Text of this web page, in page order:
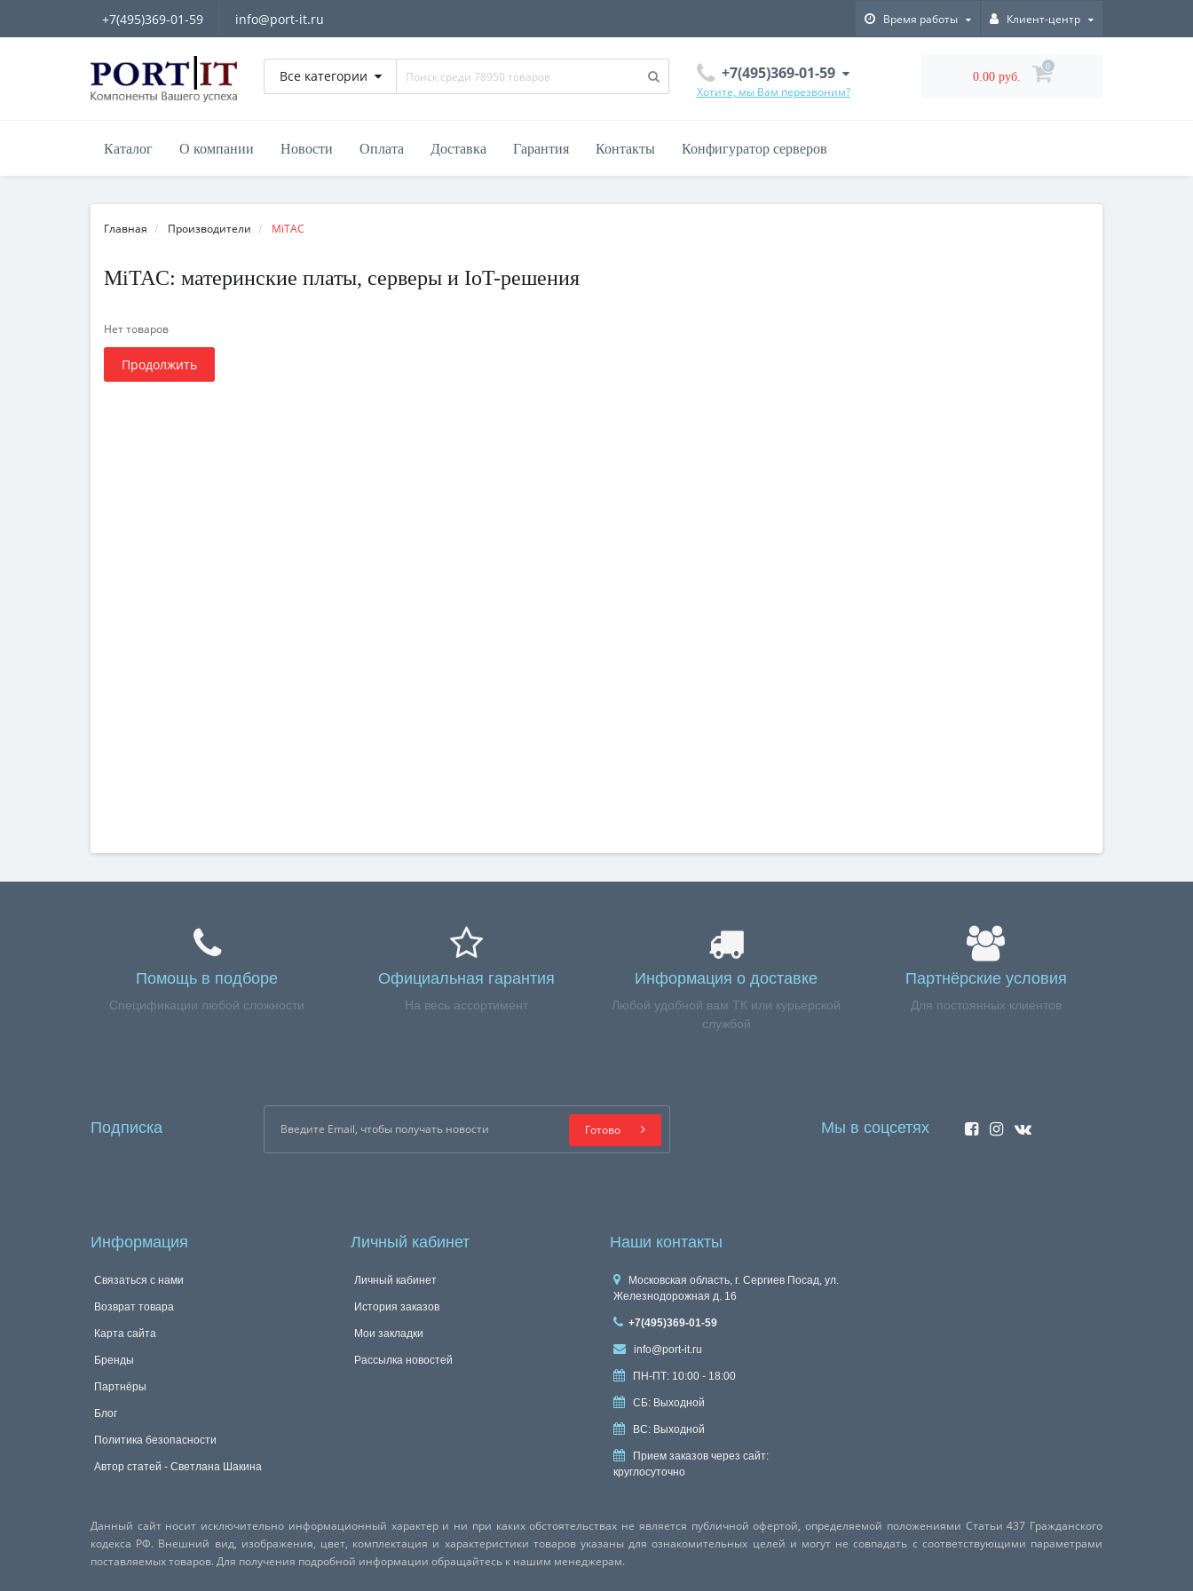
+7(495)369-01-59 info@port-it.ru Время работы Клиент-центр
Все категории +7(495)369-01-59
Хотите, мы Вам перезвоним?
0.00 руб.
0
Каталог О компании Новости Оплата Доставка Гарантия Контакты Конфигуратор серверов
Главная Производители MiTAC
MiTAC: материнские платы, серверы и IoT-решения
Нет товаров
Продолжить
Помощь в подборе
Спецификации любой сложности
Официальная гарантия
На весь ассортимент
Информация о доставке
Любой удобной вам ТК или курьерской
службой
Партнёрские условия
Для постоянных клиентов
Подписка Готово Мы в соцсетях
Информация
Связаться с нами
Возврат товара
Карта сайта
Бренды
Партнёры
Блог
Политика безопасности
Автор статей - Светлана Шакина
Личный кабинет
Личный кабинет
История заказов
Мои закладки
Рассылка новостей
Наши контакты
Московская область, г. Сергиев Посад, ул.
Железнодорожная д. 16
+7(495)369-01-59
info@port-it.ru
ПН-ПТ: 10:00 - 18:00
СБ: Выходной
ВС: Выходной
Прием заказов через сайт:
круглосуточно
Данный сайт носит исключительно информационный характер и ни при каких обстоятельствах не является публичной офертой, определяемой положениями Статьи 437 Гражданского
кодекса РФ. Внешний вид, изображения, цвет, комплектация и характеристики товаров указаны для ознакомительных целей и могут не совпадать с соответствующими параметрами
поставляемых товаров. Для получения подробной информации обращайтесь к нашим менеджерам.